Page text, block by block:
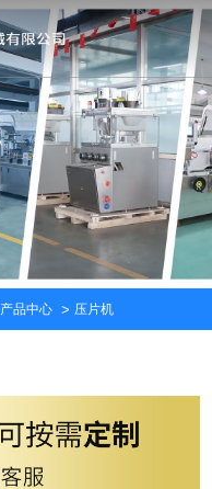
产品中心 压片机